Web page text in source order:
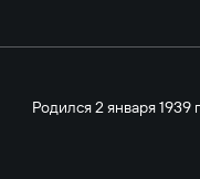
Родился 2 января 1939